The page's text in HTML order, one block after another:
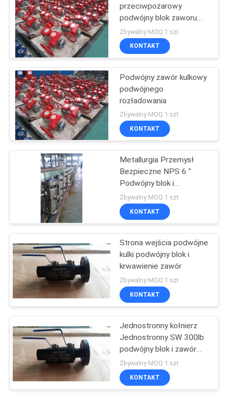
Metalowy zawór kuli
Kulowy zawór
odcinający
Wyniki badań
15
Zawór sterujący
13
przeciwpożarowy
podwójny blok zaworu
krwawienia ASTM A105
Zbywalny MOQ:1 szt
KONTAKT
Podwójny zawór kulkowy
podwójnego
rozładowania
Zbywalny MOQ:1 szt
KONTAKT
Metallurgia Przemysł
Bezpieczne NPS 6 "
Podwójny blok i
krwawienie zawór
Zbywalny MOQ:1 szt
KONTAKT
Strona wejścia podwójne
kulki podwójny blok i
krwawienie zawór
Zbywalny MOQ:1 szt
KONTAKT
Jednostronny kołnierz
Jednostronny SW 300lb
podwójny blok i zawór
krwawienia
Zbywalny MOQ:1 szt
KONTAKT